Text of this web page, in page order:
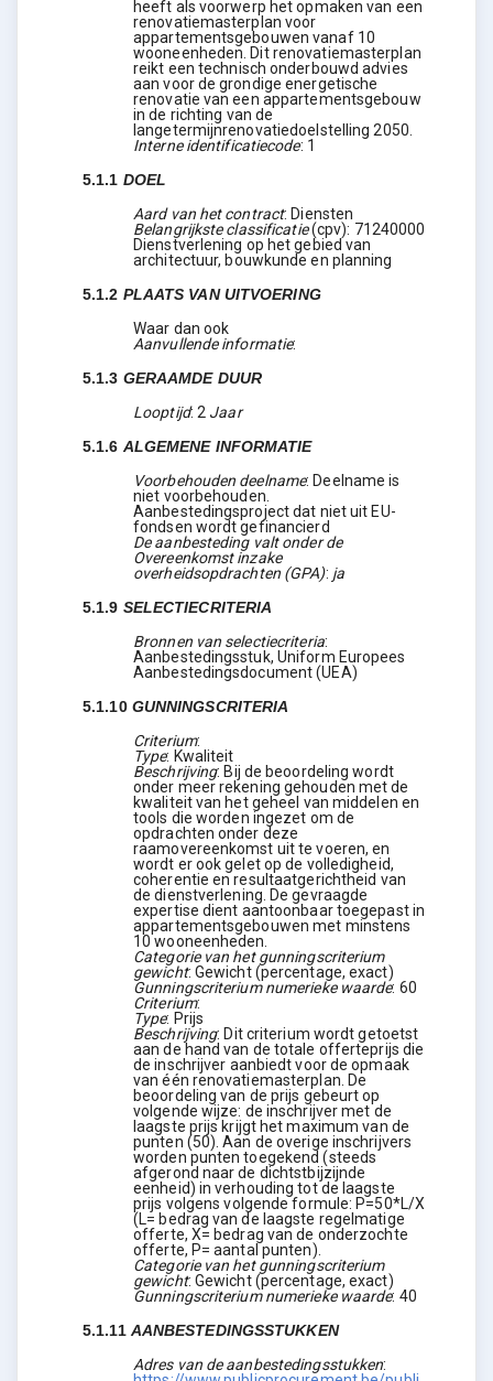
heeft als voorwerp het opmaken van een
renovatiemasterplan voor
appartementsgebouwen vanaf 10
wooneenheden. Dit renovatiemasterplan
reikt een technisch onderbouwd advies
aan voor de grondige energetische
renovatie van een appartementsgebouw
in de richting van de
langetermijnrenovatiedoelstelling 2050.
Interne identificatiecode: 1
5.1.1 DOEL
Aard van het contract: Diensten
Belangrijkste classificatie (cpv): 71240000
Dienstverlening op het gebied van
architectuur, bouwkunde en planning
5.1.2 PLAATS VAN UITVOERING
Waar dan ook
Aanvullende informatie:
5.1.3 GERAAMDE DUUR
Looptijd:2 Jaar
5.1.6 ALGEMENE INFORMATIE
Voorbehouden deelname: Deelname is
niet voorbehouden.
Aanbestedingsproject dat niet uit EU-
fondsen wordt gefinancierd
De aanbesteding valt onder de
Overeenkomst inzake
overheidsopdrachten (GPA): ja
5.1.9 SELECTIECRITERIA
Bronnen van selectiecriteria:
Aanbestedingsstuk, Uniform Europees
Aanbestedingsdocument (UEA)
5.1.10 GUNNINGSCRITERIA
Criterium:
Type: Kwaliteit
Beschrijving: Bij de beoordeling wordt
onder meer rekening gehouden met de
kwaliteit van het geheel van middelen en
tools die worden ingezet om de
opdrachten onder deze
raamovereenkomst uit te voeren, en
wordt er ook gelet op de volledigheid,
coherentie en resultaatgerichtheid van
de dienstverlening. De gevraagde
expertise dient aantoonbaar toegepast in
appartementsgebouwen met minstens
10 wooneenheden.
Categorie van het gunningscriterium
gewicht: Gewicht (percentage, exact)
Gunningscriterium numerieke waarde: 60
Criterium:
Type: Prijs
Beschrijving: Dit criterium wordt getoetst
aan de hand van de totale offerteprijs die
de inschrijver aanbiedt voor de opmaak
van één renovatiemasterplan. De
beoordeling van de prijs gebeurt op
volgende wijze: de inschrijver met de
laagste prijs krijgt het maximum van de
punten (50). Aan de overige inschrijvers
worden punten toegekend (steeds
afgerond naar de dichtstbijzijnde
eenheid) in verhouding tot de laagste
prijs volgens volgende formule: P=50*L/X
(L= bedrag van de laagste regelmatige
offerte, X= bedrag van de onderzochte
offerte, P= aantal punten).
Categorie van het gunningscriterium
gewicht: Gewicht (percentage, exact)
Gunningscriterium numerieke waarde: 40
5.1.11 AANBESTEDINGSSTUKKEN
Adres van de aanbestedingsstukken: